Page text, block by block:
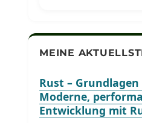
MEINE
Rust – Grundlagen
Moderne,
Entwicklung mit